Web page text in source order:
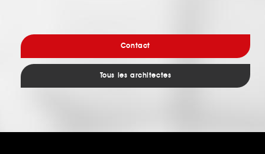
Contact
Tous les architectes